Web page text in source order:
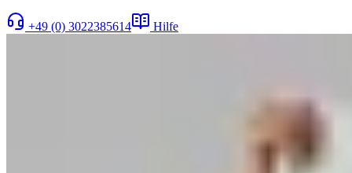
+49 (0) 3022385614 Hilfe